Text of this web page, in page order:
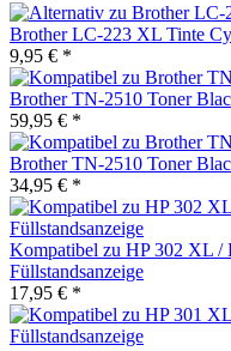
Brother LC-223 XL Tinte
9,95 € *
Brother TN-2510 Toner
59,95 € *
Brother TN-2510 Toner
34,95 € *
Kompatibel zu HP 302 XL
Füllstandsanzeige
17,95 € *